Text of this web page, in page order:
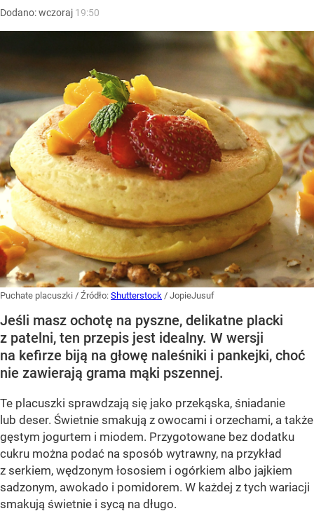
Dodano:wczoraj 19:50
Puchate placuszki / Źródło: Shutterstock / JopieJusuf
Jeśli masz ochotę na pyszne, delikatne placki
z patelni, ten przepis jest idealny. W wersji
na kefirze biją na głowę naleśniki i pankejki, choć
nie zawierają grama mąki pszennej.
Te placuszki sprawdzają się jako przekąska, śniadanie
lub deser. Świetnie smakują z owocami i orzechami, a także
gęstym jogurtem i miodem. Przygotowane bez dodatku
cukru można podać na sposób wytrawny, na przykład
z serkiem, wędzonym łososiem i ogórkiem albo jajkiem
sadzonym, awokado i pomidorem. W każdej z tych wariacji
smakują świetnie i sycą na długo.